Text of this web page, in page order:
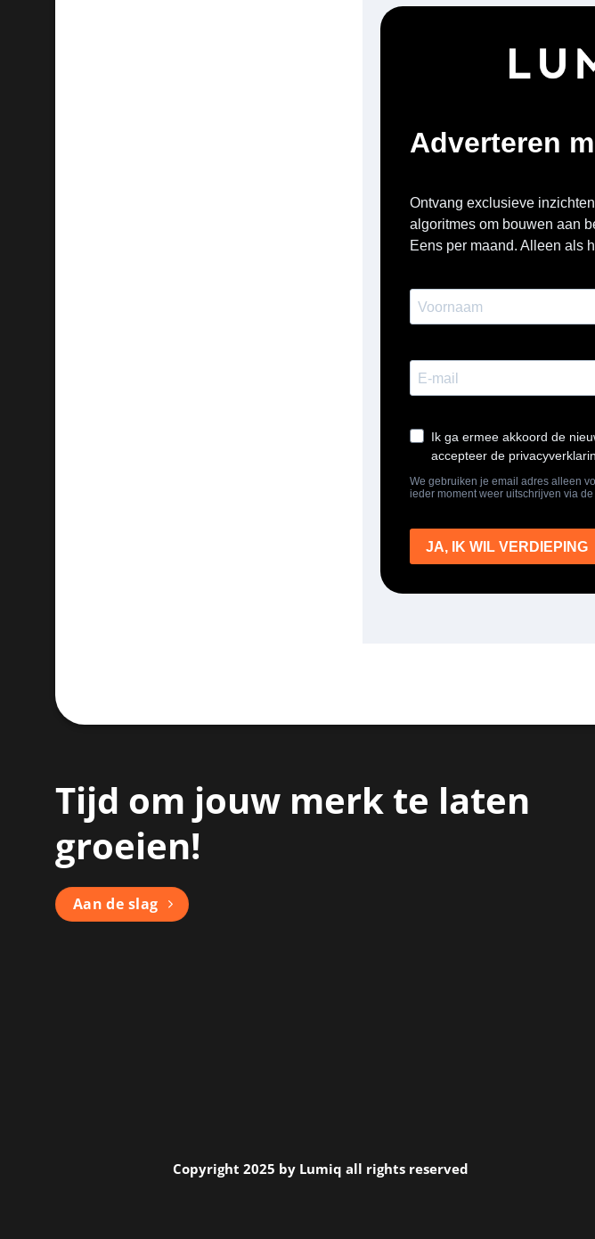
Tijd om jouw merk te laten
groeien!
Aan de slag
Copyright 2025 by Lumiq all rights reserved